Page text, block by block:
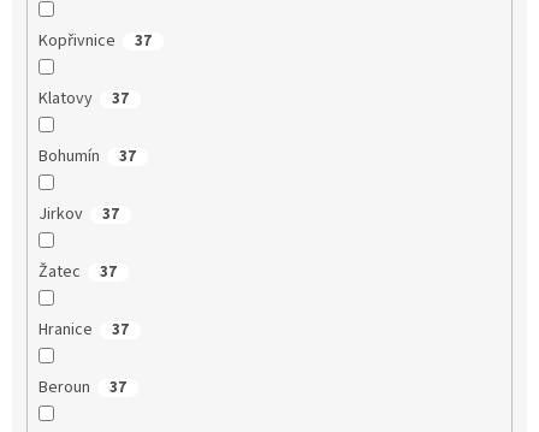
Kopřivnice 37
Klatovy 37
Bohumín 37
Jirkov 37
Žatec 37
Hranice 37
Beroun 37